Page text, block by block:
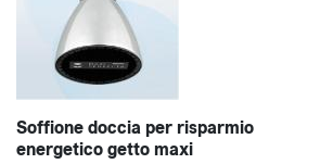
Soffione doccia per risparmio
energetico getto maxi